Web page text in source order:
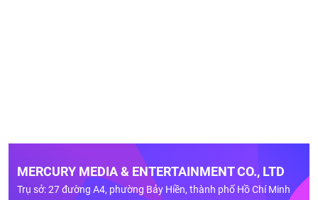
MERCURY MEDIA & ENTERTAINMENT CO., LTD
Trụ sở: 27 đường A4, phường Bảy Hiền, thành phố Hồ Chí Minh